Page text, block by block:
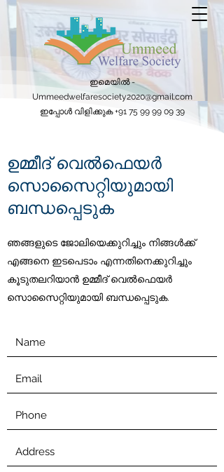
ഇമെയിൽ -
Ummeedwelfaresociety2020@gmail.com
ഇപ്പോൾ വിളിക്കുക+91 75 99 99 09 39
ഉമ്മീദ് വെൽഫെയർ
സൊസൈറ്റിയുമായി
ബന്ധപ്പെടുക
ഞങ്ങളുടെ ജോലിയെക്കുറിച്ചും നിങ്ങൾക്ക്
എങ്ങനെ ഇടപെടാം എന്നതിനെക്കുറിച്ചും
കൂടുതലറിയാൻ ഉമ്മീദ് വെൽഫെയർ
സൊസൈറ്റിയുമായി ബന്ധപ്പെടുക.